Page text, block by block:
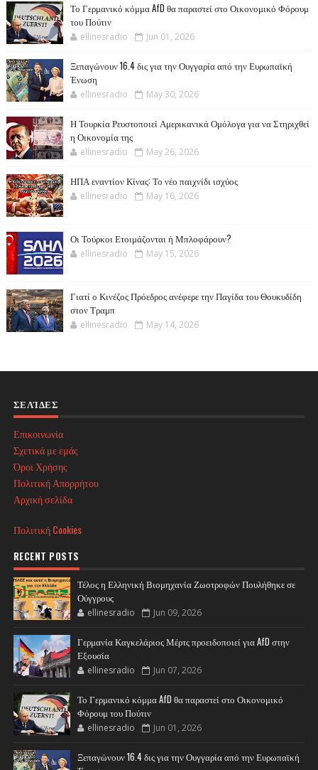
Το Γερμανικό κόμμα AfD θα παραστεί στο Οικονομικό Φόρουμ
του Πούτιν
ellinesradio Jun 01, 2026
Ξεπαγώνουν 16.4 δις για την Ουγγαρία από την Ευρωπαϊκή
Ένωση
ellinesradio May 30, 2026
Η Τουρκία Ρευστοποιεί Αμερικανικά Ομόλογα για να Στηριχθεί
η Οικονομία της
ellinesradio May 26, 2026
ΗΠΑ εναντίον Κίνας: Το νέο παιχνίδι ισχύος
ellinesradio May 16, 2026
Οι Τούρκοι Ετοιμάζονται ή Μπλοφάρουν?
ellinesradio May 15, 2026
Γιατί ο Κινέζος Πρόεδρος ανέφερε την Παγίδα του Θουκυδίδη
στον Τραμπ
ellinesradio May 14, 2026
ΣΕΛΊΔΕΣ
Επικοινωνία
Σχετικά με εμάς
Όροι Χρήσης
Πολιτική Απορρήτου
Αρχική σελίδα
Πολιτική Cookies
RECENT POSTS
Τέλος η Ελληνική Βιομηχανία Ζωοτροφών Πουλήθηκε σε
Ούγγρους
ellinesradio Jun 09, 2026
Γερμανία Καγκελάριος Μέρτς προειδοποιεί για AfD στην
Εξουσία
ellinesradio Jun 07, 2026
Το Γερμανικό κόμμα AfD θα παραστεί στο Οικονομικό
Φόρουμ του Πούτιν
ellinesradio Jun 01, 2026
Ξεπαγώνουν 16.4 δις για την Ουγγαρία από την Ευρωπαϊκή